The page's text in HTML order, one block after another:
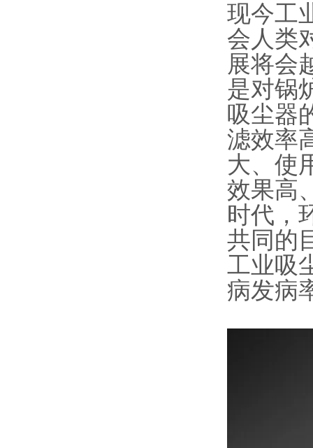
现今工
会人类
展将会
是对锅
吸尘器
滤效率
大、使
效果高
时代，
共同的
工业吸
病发病